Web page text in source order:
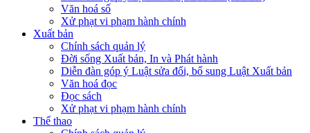
Văn hoá số
Xử phạt vi phạm hành chính
Xuất bản
Chính sách quản lý
Đời sống Xuất bản, In và Phát hành
Diễn đàn góp ý Luật sửa đổi, bổ sung Luật Xuất bản
Văn hoá đọc
Đọc sách
Xử phạt vi phạm hành chính
Thể thao